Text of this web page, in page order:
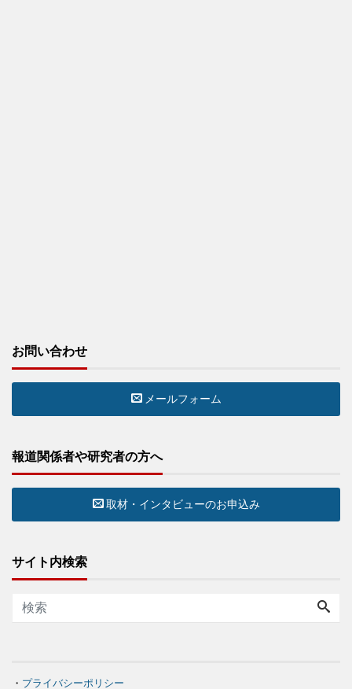
お問い合わせ
メールフォーム
報道関係者や研究者の方へ
取材・インタビューのお申込み
サイト内検索
・ プライバシーポリシー